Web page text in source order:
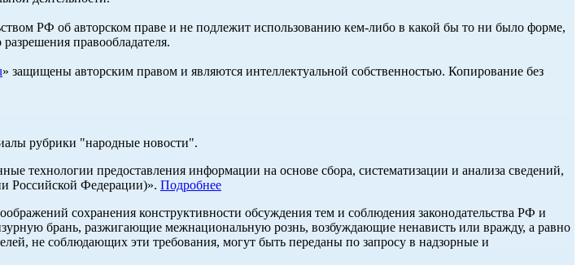
РФ об авторском праве и не подлежит использованию кем-либо в какой бы то ни было форме,
правообладателя.
» защищены авторским правом и являются интеллектуальной собственностью. Копирование без
рубрики "народные новости".
технологии предоставления информации на основе сбора, систематизации и анализа сведений,
Российской Федерации)». Подробнее
сохранения конструктивности обсуждения тем и соблюдения законодательства РФ и
брань, разжигающие межнациональную рознь, возбуждающие ненависть или вражду, а равно
не соблюдающих эти требования, могут быть переданы по запросу в надзорные и